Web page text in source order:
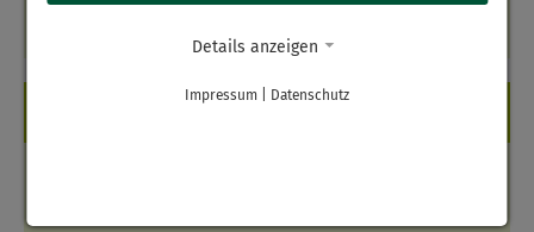
28.08.
07:15 - 13:00 Uhr
BITTE BEACHTEN!
Details anzeigen
Impressum Datenschutz